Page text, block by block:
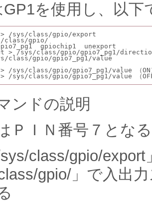
を使用し、以下
/sys/class/gpio/export
class/gpio/
gpiochip1  unexport
> /sys/class/gpio/gpio7_pg1/
class/gpio/gpio7_pg1/value
/sys/class/gpio/gpio7_pg1/value （ON
/sys/class/gpio/gpio7_pg1/value （
ンドの説明
ＰＩＮ番号７とな
class/gpio/
class/gpio/」で入出